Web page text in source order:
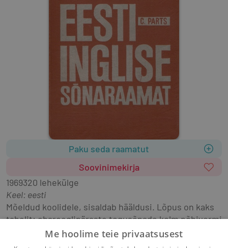
Paku seda raamatut
Soovinimekirja
1969320 lehekülge
Keel: eesti
Mõeldud koolidele, sisaldab hääldusi. Lõpus on kaks
tabelit: ebareeglipäraste tegusõnade kolm põhivormi
ja ebareeglipäraste nimisõnade mitmus, samuti
Me hoolime teie privaatsusest